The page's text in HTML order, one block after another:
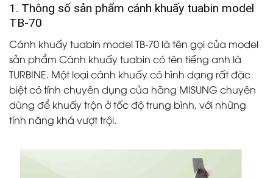
1. Thông số sản phẩm cánh khuấy tuabin model
TB-70
Cánh khuấy tuabin model TB-70 là tên gọi của model
sản phẩm Cánh khuấy tuabin có tên tiếng anh là
TURBINE. Một loại cánh khuấy có hình dạng rất đặc
biệt có tính chuyên dụng của hãng MISUNG chuyên
dùng để khuấy trộn ở tốc độ trung bình, với những
tính năng khá vượt trội.